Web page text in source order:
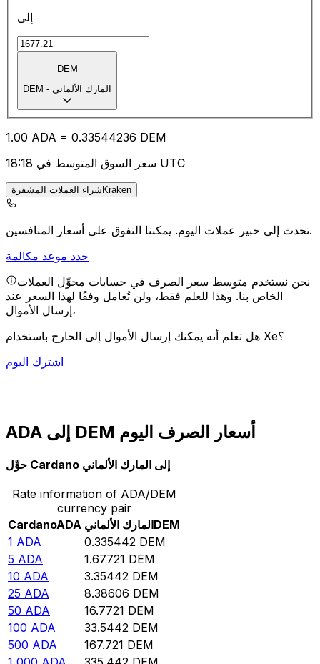
إلى
DEM
DEM - المارك الألماني
1.00 ADA = 0.33544236 DEM
سعر السوق المتوسط في 18:18 UTC
شراء العملات المشفرةKraken
تحدث إلى خبير عملات اليوم.يمكننا التفوق على أسعار المنافسين.
حدد موعد مكالمة
نحن نستخدم متوسط سعر الصرف في حسابات محوِّل العملات
الخاص بنا. وهذا للعلم فقط، ولن تُعامل وفقًا لهذا السعر عند
إرسال الأموال،
هل تعلم أنه يمكنك إرسال الأموال إلى الخارج باستخدام Xe؟
اشترك اليوم
ADA إلى DEM أسعار الصرف اليوم
حوِّل Cardano إلى المارك الألماني
Rate information of ADA/DEM
currency pair
CardanoADA المارك الألمانيDEM
1 ADA 0.335442 DEM
5 ADA 1.67721 DEM
10 ADA 3.35442 DEM
25 ADA 8.38606 DEM
50 ADA 16.7721 DEM
100 ADA 33.5442 DEM
500 ADA 167.721 DEM